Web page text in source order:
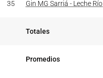
35 Gin MG Sarriá - Leche Río
Totales
Promedios